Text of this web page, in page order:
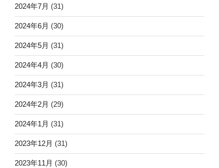
2024年7月 (31)
2024年6月 (30)
2024年5月 (31)
2024年4月 (30)
2024年3月 (31)
2024年2月 (29)
2024年1月 (31)
2023年12月 (31)
2023年11月 (30)